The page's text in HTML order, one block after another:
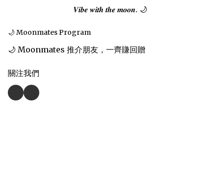
𝑽𝒊𝒃𝒆 𝒘𝒊𝒕𝒉 𝒕𝒉𝒆 𝒎𝒐𝒐𝒏. 🌙
🌙 Moonmates Program
🌙 Moonmates 推介朋友，一齊賺回贈
關注我們